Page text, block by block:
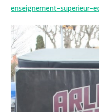
enseignement-superieur-